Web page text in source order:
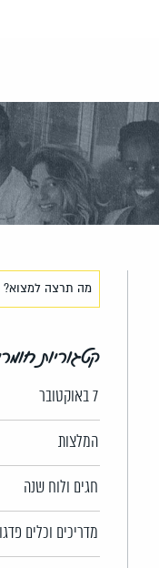
קטגוריות
7 באוקטובר
המלצות
חגים ולוח שנה
מדריכים וכלים